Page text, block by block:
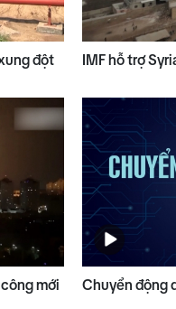
đột
IMF hỗ trợ
mới Chuyển động